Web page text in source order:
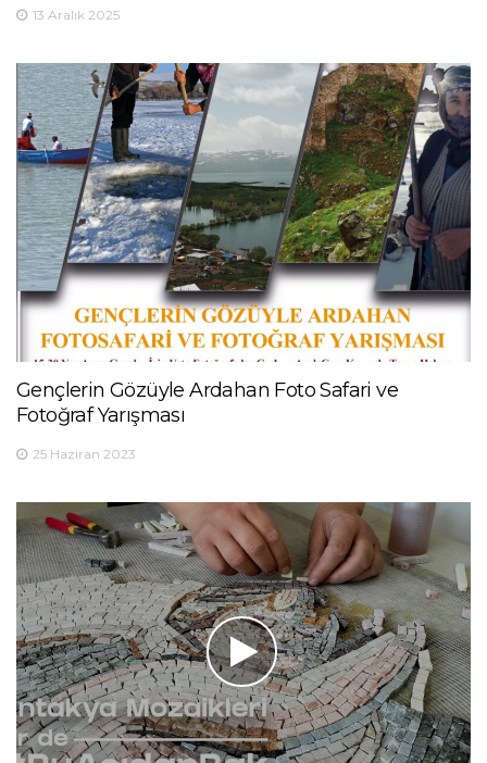
13 Aralık 2025
Gençlerin Gözüyle Ardahan Foto Safari ve
Fotoğraf Yarışması
25 Haziran 2023